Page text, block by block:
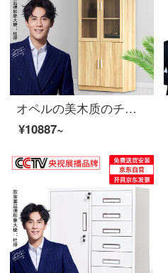
オペルの美木质のチェーストのファイル棚の床につく式の资料の箱の棚の板式の书棚の近代的な简约の金の大きいものの800*400*2000
¥10887~